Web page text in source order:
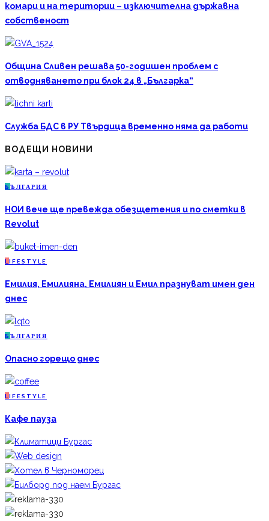
комари и на територии – изключителна държавна
собственост
Община Сливен решава 50-годишен проблем с
отводняването при блок 24 в „Българка“
Служба БДС в РУ Твърдица временно няма да работи
ВОДЕЩИ НОВИНИ
Б ЪЛГАРИЯ
НОИ вече ще превежда обезщетения и по сметки в
Revolut
L IFESTYLE
Емилия, Емилияна, Емилиян и Емил празнуват имен ден
днес
Б ЪЛГАРИЯ
Опасно горещо днес
L IFESTYLE
Кафе пауза